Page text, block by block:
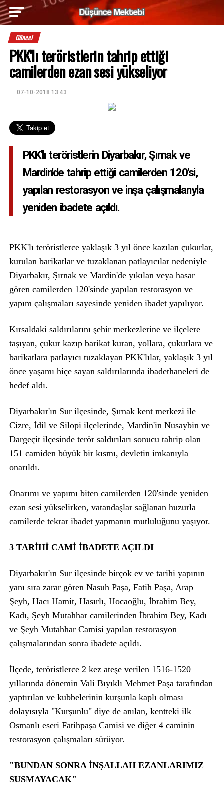
Güncel
PKK'lı teröristlerin tahrip ettiği
camilerden ezan sesi yükseliyor
07-10-2018 13:43
PKK'lı teröristlerin Diyarbakır, Şırnak ve
Mardin'de tahrip ettiği camilerden 120'si,
yapılan restorasyon ve inşa çalışmalarıyla
yeniden ibadete açıldı.
PKK'lı teröristlerce yaklaşık 3 yıl önce kazılan çukurlar,
kurulan barikatlar ve tuzaklanan patlayıcılar nedeniyle
Diyarbakır, Şırnak ve Mardin'de yıkılan veya hasar
gören camilerden 120'sinde yapılan restorasyon ve
yapım çalışmaları sayesinde yeniden ibadet yapılıyor.
Kırsaldaki saldırılarını şehir merkezlerine ve ilçelere
taşıyan, çukur kazıp barikat kuran, yollara, çukurlara ve
barikatlara patlayıcı tuzaklayan PKK'lılar, yaklaşık 3 yıl
önce yaşamı hiçe sayan saldırılarında ibadethaneleri de
hedef aldı.
Diyarbakır'ın Sur ilçesinde, Şırnak kent merkezi ile
Cizre, İdil ve Silopi ilçelerinde, Mardin'in Nusaybin ve
Dargeçit ilçesinde terör saldırıları sonucu tahrip olan
151 camiden büyük bir kısmı, devletin imkanıyla
onarıldı.
Onarımı ve yapımı biten camilerden 120'sinde yeniden
ezan sesi yükselirken, vatandaşlar sağlanan huzurla
camilerde tekrar ibadet yapmanın mutluluğunu yaşıyor.
3 TARİHİ CAMİ İBADETE AÇILDI
Diyarbakır'ın Sur ilçesinde birçok ev ve tarihi yapının
yanı sıra zarar gören Nasuh Paşa, Fatih Paşa, Arap
Şeyh, Hacı Hamit, Hasırlı, Hocaoğlu, İbrahim Bey,
Kadı, Şeyh Mutahhar camilerinden İbrahim Bey, Kadı
ve Şeyh Mutahhar Camisi yapılan restorasyon
çalışmalarından sonra ibadete açıldı.
İlçede, teröristlerce 2 kez ateşe verilen 1516-1520
yıllarında dönemin Vali Bıyıklı Mehmet Paşa tarafından
yaptırılan ve kubbelerinin kurşunla kaplı olması
dolayısıyla "Kurşunlu" diye de anılan, kentteki ilk
Osmanlı eseri Fatihpaşa Camisi ve diğer 4 caminin
restorasyon çalışmaları sürüyor.
"BUNDAN SONRA İNŞALLAH EZANLARIMIZ
SUSMAYACAK"